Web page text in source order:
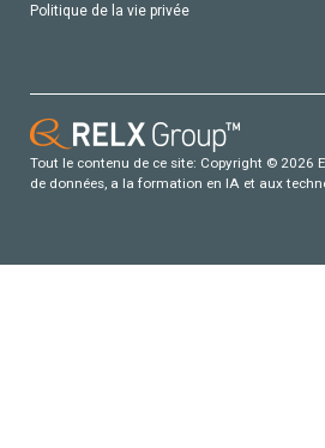
Politique de la vie privée
Tout le contenu de ce site: Copyright © 2026
de données, a la formation en IA et aux